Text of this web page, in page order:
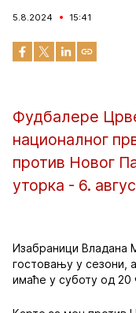
5.8.2024 15:41
Фудбалере
националног
против Новог
уторка - 6.
Изабраници Владана
гостовању у сезони,
имаће у суботу од 20